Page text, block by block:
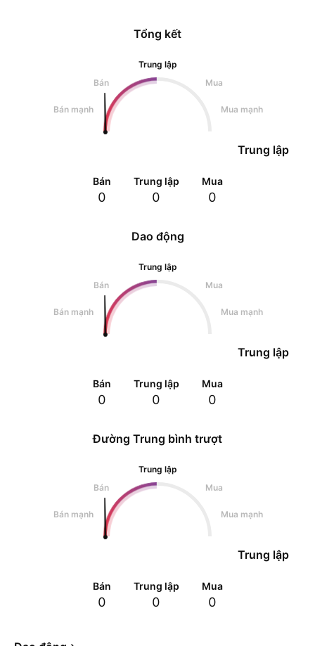
Dao động
Trung lập
Bán
Mua
Bán mạnh Mua mạnh
Trung lập
Bán
0
Trung lập
0
Mua
0
Tổng kết
Trung lập
Bán
Mua
Bán mạnh Mua mạnh
Trung lập
Bán
0
Trung lập
0
Mua
0
Đường Trung bình trượt
Trung lập
Bán
Mua
Bán mạnh Mua mạnh
Trung lập
Bán
0
Trung lập
0
Mua
0